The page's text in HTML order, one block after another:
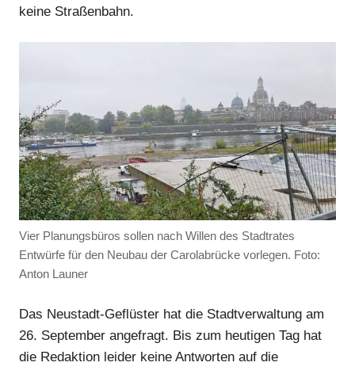
Anzeige
keine Straßenbahn.
Vier Planungsbüros sollen nach Willen des Stadtrates
Entwürfe für den Neubau der Carolabrücke vorlegen. Foto:
Anton Launer
Das Neustadt-Geflüster hat die Stadtverwaltung am
26. September angefragt. Bis zum heutigen Tag hat
die Redaktion leider keine Antworten auf die